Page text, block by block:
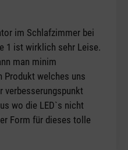
5 stars
im Schlafzimmer bei
1 ist wirklich sehr Leise.
man minim
Produkt welches uns
verbesserungspunkt
wo die LED`s nicht
Form für dieses tolle